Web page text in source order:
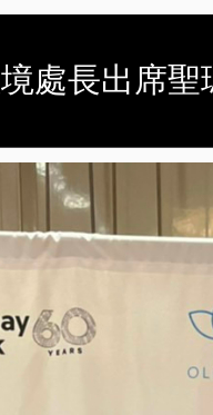
處長出席